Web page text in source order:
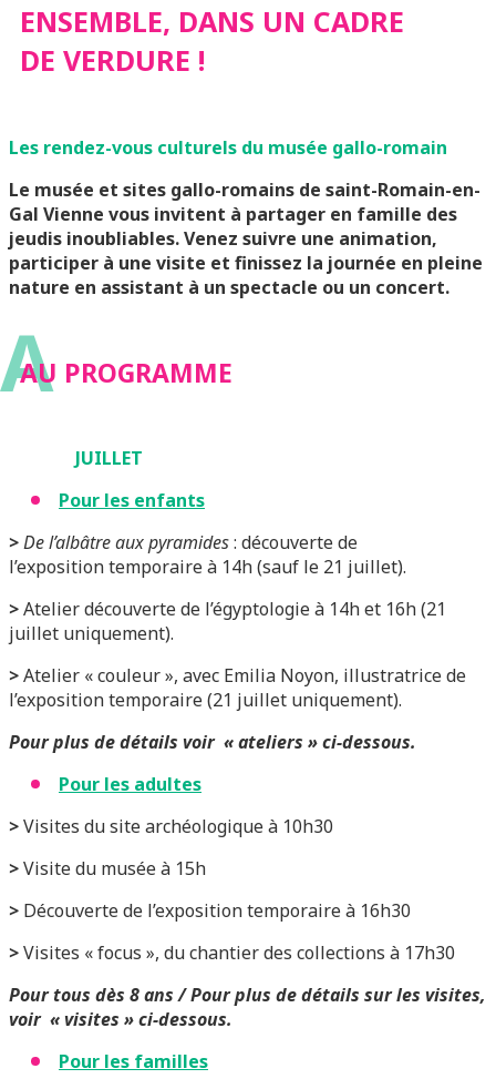
ENSEMBLE, DANS UN CADRE
DE VERDURE !
Les rendez-vous culturels du musée gallo-romain
Le musée et sites gallo-romains de saint-Romain-en-
Gal Vienne vous invitent à partager en famille des
jeudis inoubliables. Venez suivre une animation,
participer à une visite et finissez la journée en pleine
nature en assistant à un spectacle ou un concert.
A
AU PROGRAMME
JUILLET
Pour les enfants
>De l’albâtre aux pyramides: découverte de
l’exposition temporaire à 14h (sauf le 21 juillet).
>Atelier découverte de l’égyptologie à 14h et 16h (21
juillet uniquement).
>Atelier « couleur », avec Emilia Noyon, illustratrice de
l’exposition temporaire (21 juillet uniquement).
Pour plus de détails voir « ateliers » ci-dessous.
Pour les adultes
>Visites du site archéologique à 10h30
>Visite du musée à 15h
> Découverte de l’exposition temporaire à 16h30
>Visites « focus », du chantier des collections à 17h30
Pour tous dès 8 ans / Pour plus de détails sur les visites,
voir « visites » ci-dessous.
Pour les familles